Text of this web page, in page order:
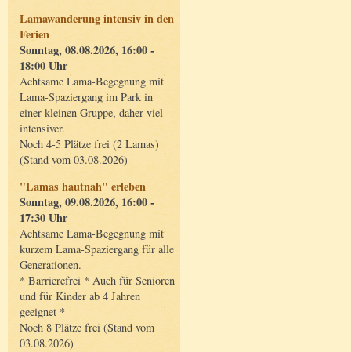
Lamawanderung intensiv in den
Ferien
Sonntag, 08.08.2026, 16:00 -
18:00 Uhr
Achtsame Lama-Begegnung mit
Lama-Spaziergang im Park in
einer kleinen Gruppe, daher viel
intensiver.
Noch 4-5 Plätze frei (2 Lamas)
(Stand vom 03.08.2026)
"Lamas hautnah" erleben
Sonntag, 09.08.2026, 16:00 -
17:30 Uhr
Achtsame Lama-Begegnung mit
kurzem Lama-Spaziergang für alle
Generationen.
* Barrierefrei * Auch für Senioren
und für Kinder ab 4 Jahren
geeignet *
Noch 8 Plätze frei (Stand vom
03.08.2026)